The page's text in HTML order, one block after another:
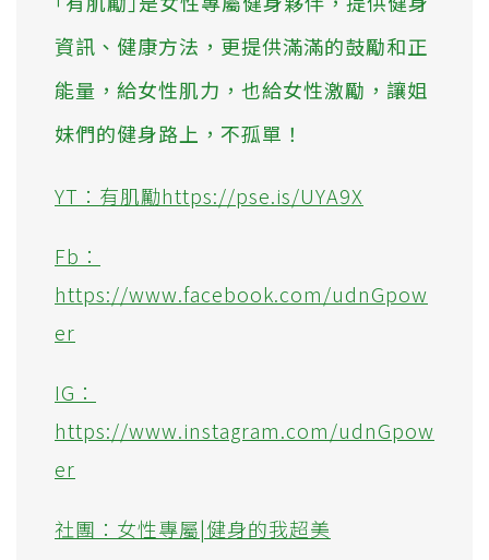
資訊、健康方法，更提供滿滿的鼓勵和正
能量，給女性肌力，也給女性激勵，讓姐
妹們的健身路上，不孤單！
YT：有肌勵https://pse.is/UYA9X
Fb：
https://www.facebook.com/udnGpow
er
IG：
https://www.instagram.com/udnGpow
er
社團：女性專屬|健身的我超美